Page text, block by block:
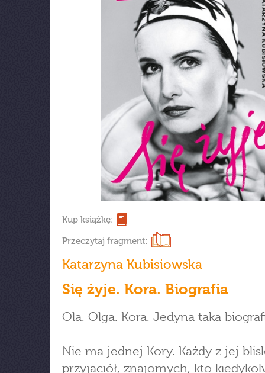
Kup książkę:
Przeczytaj fragment:
Katarzyna Kubisiowska
Się żyje. Kora. Biografia
Ola. Olga. Kora. Jedyna taka
Nie ma jednej Kory. Każdy z jej
przyjaciół, znajomych, kto